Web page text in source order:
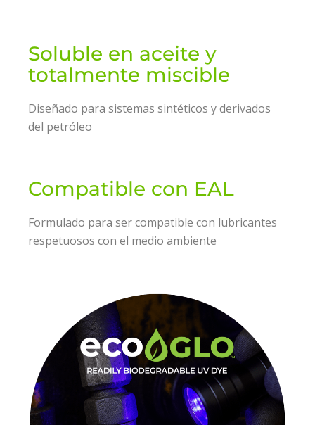
Soluble en aceite y
totalmente miscible
Diseñado para sistemas sintéticos y derivados
del petróleo
Compatible con EAL
Formulado para ser compatible con lubricantes
respetuosos con el medio ambiente